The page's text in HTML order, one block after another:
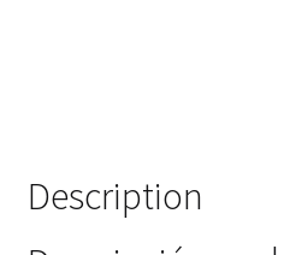
Description